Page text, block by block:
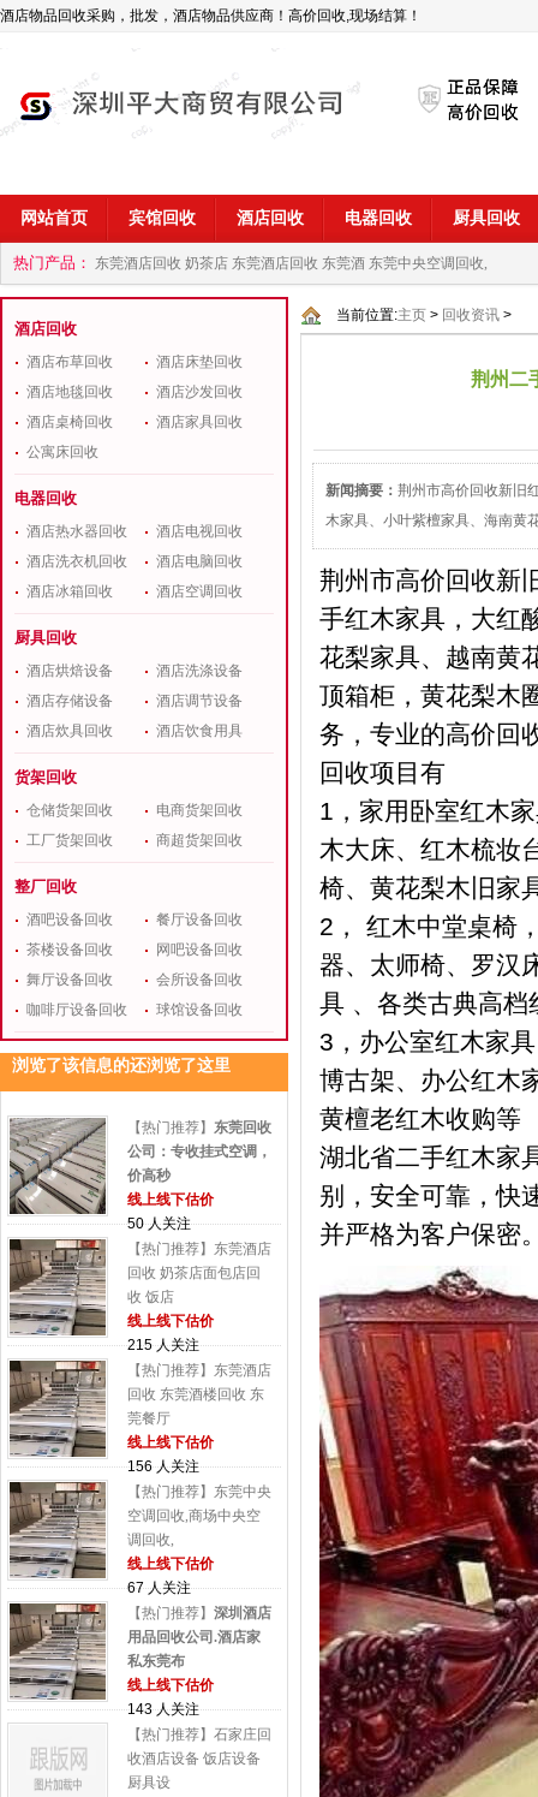
酒店物品回收采购，批发，酒店物品供应商！高价回收,现场结算！
网站首页 宾馆回收 酒店回收 电器回收 厨具回收
热门产品： 东莞酒店回收 奶茶店 东莞酒店回收 东莞酒 东莞中央空调回收,
商 深圳酒店用品回收公司
酒店回收
酒店布草回收
酒店床垫回收
酒店地毯回收
酒店沙发回收
酒店桌椅回收
酒店家具回收
公寓床回收
电器回收
酒店热水器回收
酒店电视回收
酒店洗衣机回收
酒店电脑回收
酒店冰箱回收
酒店空调回收
厨具回收
酒店烘焙设备
酒店洗涤设备
酒店存储设备
酒店调节设备
酒店炊具回收
酒店饮食用具
货架回收
仓储货架回收
电商货架回收
工厂货架回收
商超货架回收
整厂回收
酒吧设备回收
餐厅设备回收
茶楼设备回收
网吧设备回收
舞厅设备回收
会所设备回收
咖啡厅设备回收
球馆设备回收
浏览了该信息的还浏览了这里
【热门推荐】 东莞回收
公司：专收挂式空调，
价高秒
线上线下估价
50 人关注
【热门推荐】东莞酒店
回收 奶茶店面包店回
收 饭店
线上线下估价
215 人关注
【热门推荐】东莞酒店
回收 东莞酒楼回收 东
莞餐厅
线上线下估价
156 人关注
【热门推荐】东莞中央
空调回收,商场中央空
调回收,
线上线下估价
67 人关注
【热门推荐】 深圳酒店
用品回收公司.酒店家
私东莞布
线上线下估价
143 人关注
【热门推荐】石家庄回
收酒店设备 饭店设备
厨具设
当前位置:主页 > 回收资讯 >
荆州二
新闻摘要： 荆州市高价回收新旧
木家具、小叶紫檀家具、海南黄
荆州市高价回收新
手红木家具，大红
花梨家具、越南黄
顶箱柜，黄花梨木
务，专业的高价回
回收项目有
1，家用卧室红木
木大床、红木梳妆
椅、黄花梨木旧家
2， 红木中堂桌椅
器、太师椅、罗汉
具 、各类古典高
3，办公室红木家
博古架、办公红木
黄檀老红木收购等
湖北省二手红木家
别，安全可靠，快
并严格为客户保密